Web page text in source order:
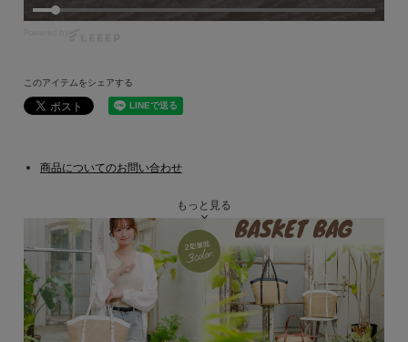
このアイテムをシェアする
商品についてのお問い合わせ
もっと見る